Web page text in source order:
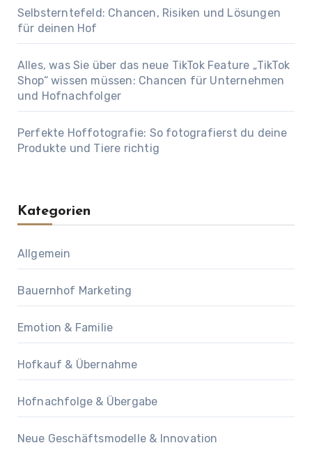
Selbsterntefeld: Chancen, Risiken und Lösungen
für deinen Hof
Alles, was Sie über das neue TikTok Feature „TikTok
Shop“ wissen müssen: Chancen für Unternehmen
und Hofnachfolger
Perfekte Hoffotografie: So fotografierst du deine
Produkte und Tiere richtig
Kategorien
Allgemein
Bauernhof Marketing
Emotion & Familie
Hofkauf & Übernahme
Hofnachfolge & Übergabe
Neue Geschäftsmodelle & Innovation